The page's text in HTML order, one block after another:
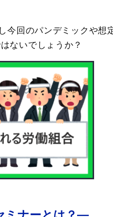
今回のパンデミックや想
ないでしょうか？